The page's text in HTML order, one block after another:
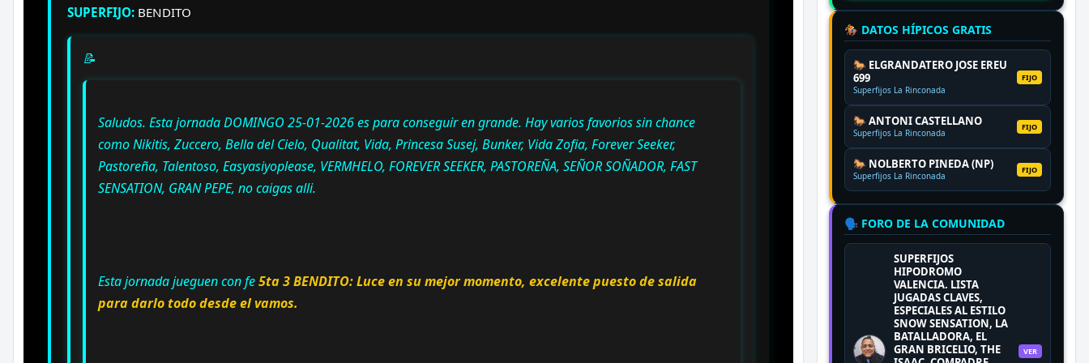
SUPERFIJO: BENDITO
📝
Saludos. Esta jornada DOMINGO 25-01-2026 es para conseguir en grande. Hay varios favorios sin chance
como Nikitis, Zuccero, Bella del Cielo, Qualitat, Vida, Princesa Susej, Bunker, Vida Zofia, Forever Seeker,
Pastoreña, Talentoso, Easyasiyoplease, VERMHELO, FOREVER SEEKER, PASTOREÑA, SEÑOR SOÑADOR, FAST
SENSATION, GRAN PEPE, no caigas alli.
Esta jornada jueguen con fe5ta 3 BENDITO: Luce en su mejor momento, excelente puesto de salida
para darlo todo desde el vamos.
🏇 DATOS HÍPICOS GRATIS
🐎 ELGRANDATERO JOSE EREU
699
Superfijos La Rinconada
FIJO
🐎 ANTONI CASTELLANO
Superfijos La Rinconada
FIJO
🐎 NOLBERTO PINEDA (NP)
Superfijos La Rinconada
FIJO
🗣️ FORO DE LA COMUNIDAD
SUPERFIJOS
HIPODROMO
VALENCIA. LISTA
JUGADAS CLAVES,
ESPECIALES AL ESTILO
SNOW SENSATION, LA
BATALLADORA, EL
GRAN BRICELIO, THE
VER